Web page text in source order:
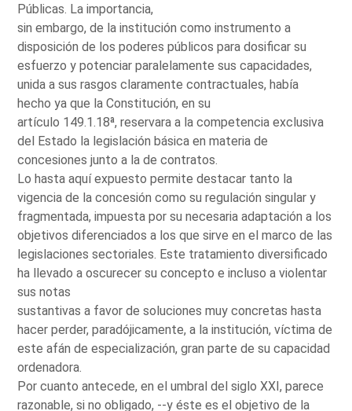
Públicas. La importancia,
sin embargo, de la institución como instrumento a
disposición de los poderes públicos para dosificar su
esfuerzo y potenciar paralelamente sus capacidades,
unida a sus rasgos claramente contractuales, había
hecho ya que la Constitución, en su
artículo 149.1.18ª, reservara a la competencia exclusiva
del Estado la legislación básica en materia de
concesiones junto a la de contratos.
Lo hasta aquí expuesto permite destacar tanto la
vigencia de la concesión como su regulación singular y
fragmentada, impuesta por su necesaria adaptación a los
objetivos diferenciados a los que sirve en el marco de las
legislaciones sectoriales. Este tratamiento diversificado
ha llevado a oscurecer su concepto e incluso a violentar
sus notas
sustantivas a favor de soluciones muy concretas hasta
hacer perder, paradójicamente, a la institución, víctima de
este afán de especialización, gran parte de su capacidad
ordenadora.
Por cuanto antecede, en el umbral del siglo XXI, parece
razonable, si no obligado, --y éste es el objetivo de la